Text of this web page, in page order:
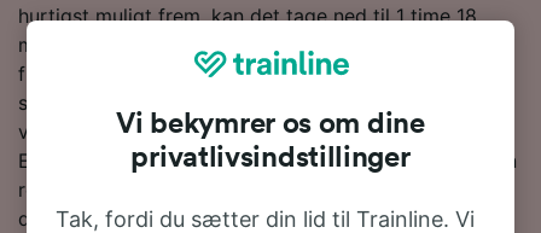
hurtigst muligt frem, kan det tage ned til 1 time 18
minutter på de hurtigste tjenester. Du vil som regel
finde omkring 31 tog om dagen på denne rute, der
strækker sig over 96 km. Du behøver ikke at skifte på
vejen, da der er direkte tog til rådighed fra
Eisenhüttenstadt til Berlin. Du kan rejse med DB på din
rejse, da de er den største operatør af tjenester på
denne rute.
Vi bekymrer os om dine
privatlivsindstillinger
Tak, fordi du sætter din lid til Trainline. Vi